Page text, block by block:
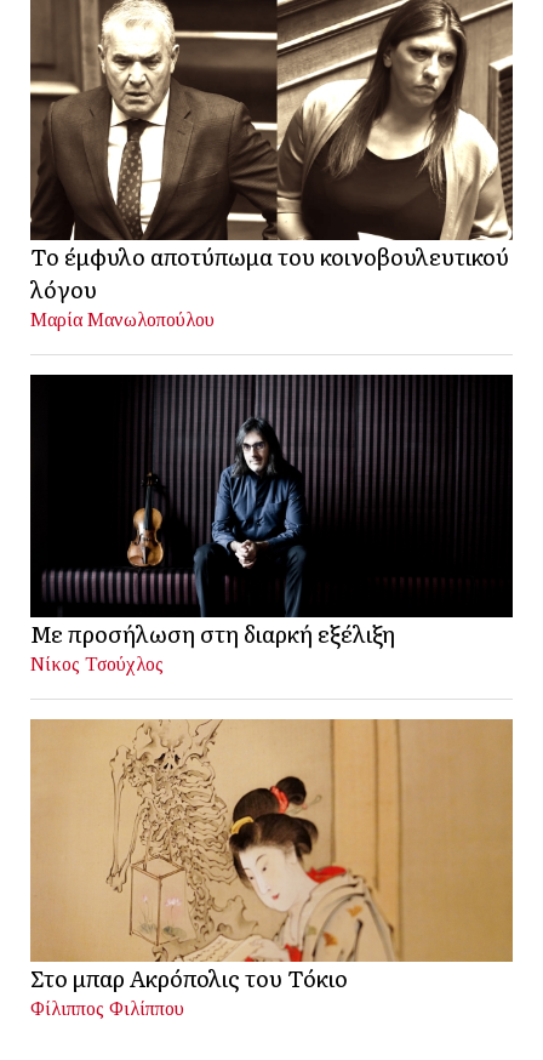
Το έμφυλο αποτύπωμα του κοινοβουλευτικού
λόγου
Μαρία Μανωλοπούλου
Με προσήλωση στη διαρκή εξέλιξη
Νίκος Τσούχλος
Στο μπαρ Ακρόπολις του Τόκιο
Φίλιππος Φιλίππου